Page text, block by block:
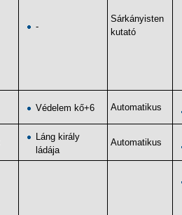
-
Sárkányisten
kutató
Védelem kő+6 Automatikus
Láng király
ládája
Automatikus